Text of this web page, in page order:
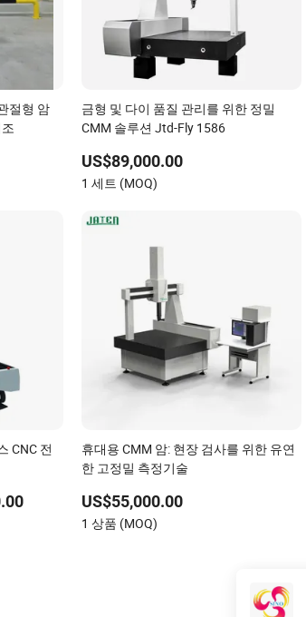
절형 암
금형 및 다이 품질 관리를 위한 정밀
CMM 솔루션 Jtd-Fly 1586
US$89,000.00
1 세트 (MOQ)
CNC 전
휴대용 CMM 암: 현장 검사를 위한 유연
한 고정밀 측정기술
US$55,000.00
1 상품 (MOQ)